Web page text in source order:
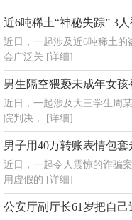
近6吨稀土“神秘失踪” 3
近日，一起涉及近6吨稀土
会广泛关 [详细]
男生隔空猥亵未成年女
近日，一起涉及大三学生周
院判决，
[详细]
近日，一起令人震惊的诈骗
用虚假的 [详细]